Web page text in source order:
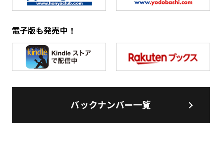
電子版も発売中！
バックナンバー一覧